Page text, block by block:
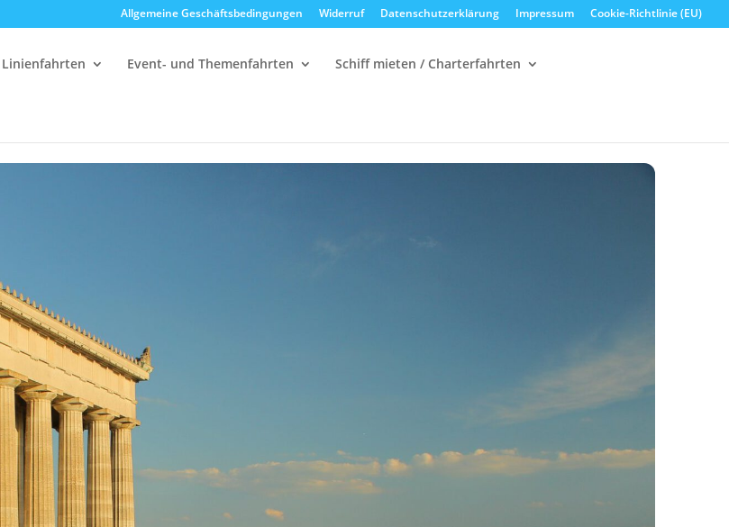
Allgemeine Geschäftsbedingungen Widerruf Datenschutzerklärung Impressum Cookie-Richtlinie (EU)
Linienfahrten Event- und Themenfahrten Schiff mieten / Charterfahrten